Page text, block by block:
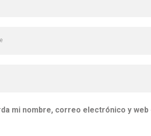
mi nombre, correo electrónico y